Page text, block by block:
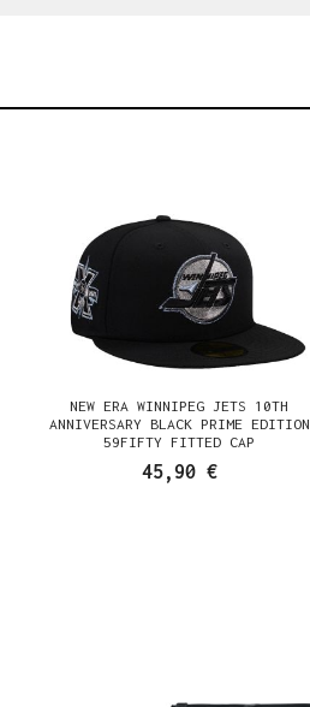
NEW ERA WINNIPEG JETS 10TH
ANNIVERSARY BLACK PRIME EDITION
59FIFTY FITTED CAP
45,90 €